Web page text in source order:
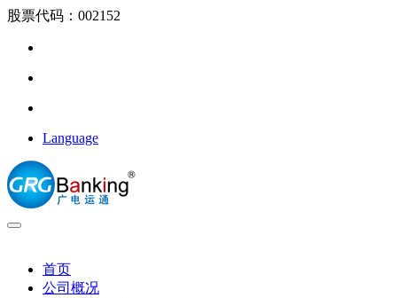
股票代码：002152
Language
首页
公司概况